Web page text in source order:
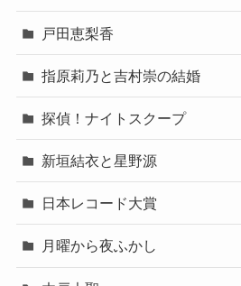
戸田恵梨香
指原莉乃と吉村崇の結婚
探偵！ナイトスクープ
新垣結衣と星野源
日本レコード大賞
月曜から夜ふかし